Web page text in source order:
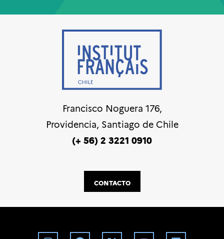
Francisco Noguera 176,
Providencia, Santiago de Chile
(+ 56) 2 3221 0910
CONTACTO